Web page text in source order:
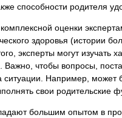
способности родителя
оценки
здоровья (истории
эксперты могут
Важно, чтобы вопросы,
ситуации. Например, может
свои родительские
большим опытом в